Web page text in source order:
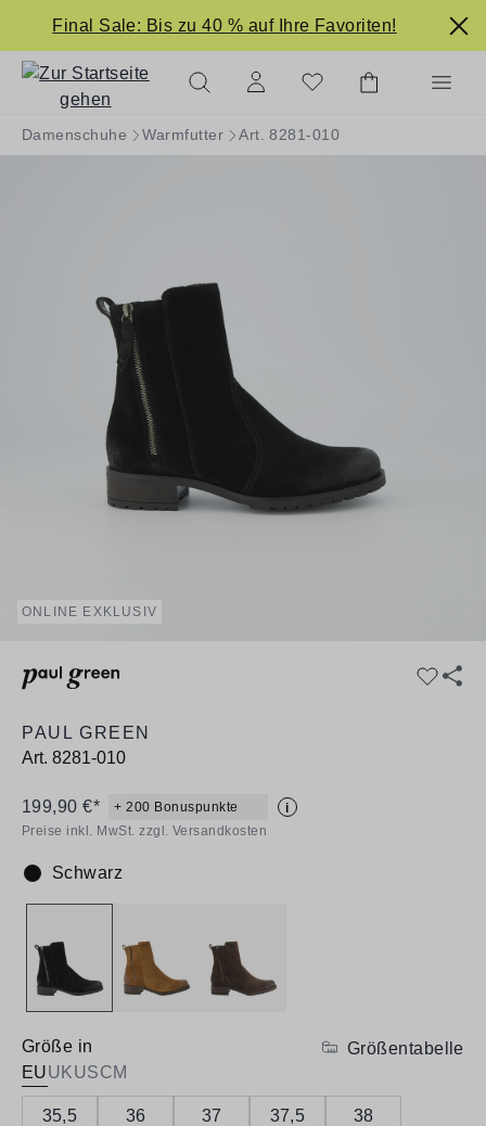
springen
Final Sale: Bis zu 40 % auf Ihre Favoriten!
Damenschuhe Warmfutter Art. 8281-010
ONLINE EXKLUSIV
PAUL GREEN
Art. 8281-010
199,90 €* + 200 Bonuspunkte
i
Preise inkl. MwSt. zzgl. Versandkosten
Farbe:
Schwarz
Größe in
EUUKUSCM
Größentabelle
35,5 36 37 37,5 38